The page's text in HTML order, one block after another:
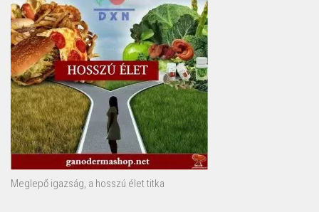
Meglepő igazság, a hosszú élet titka